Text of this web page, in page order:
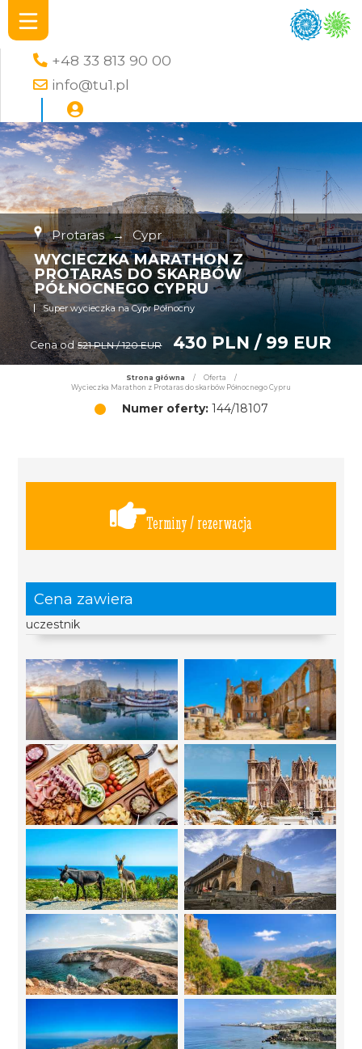
+48 33 813 90 00
info@tu1.pl
Protaras → Cypr
WYCIECZKA MARATHON Z
PROTARAS DO SKARBÓW
PÓŁNOCNEGO CYPRU
Super wycieczka na Cypr Północny
Cena od 521 PLN / 120 EUR 430 PLN / 99 EUR
Strona główna / Oferta
/
Wycieczka Marathon z Protaras do skarbów Północnego Cypru
Numer oferty:144/18107
Terminy / rezerwacja
Cena zawiera
uczestnik